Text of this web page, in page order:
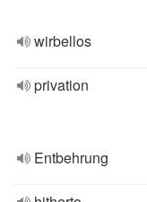
wirbellos
privation
Entbehrung